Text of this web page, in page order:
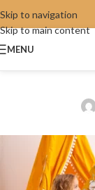
Skip to navigation
Skip to main content
MENU